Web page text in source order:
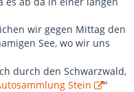
wir gegen Mittag den
See, wo wir uns
durch den Schwarzwald,
Stein
"